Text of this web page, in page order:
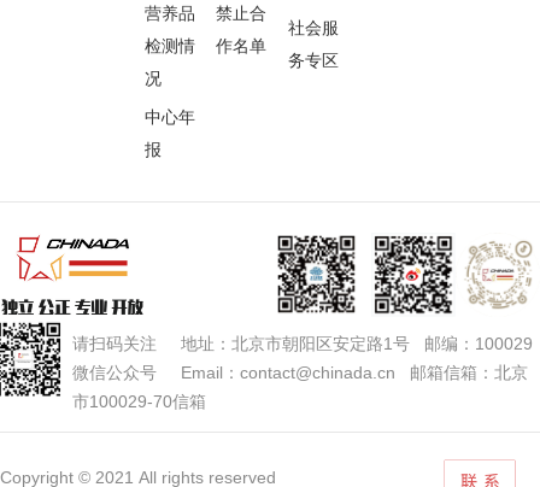
营养品
检测情
况
中心年
报
禁止合
作名单
社会服
务专区
请扫码关注 地址：北京市朝阳区安定路1号 邮编：100029
微信公众号 Email：contact@chinada.cn 邮箱信箱：北京
市100029-70信箱
Copyright © 2021 All rights reserved